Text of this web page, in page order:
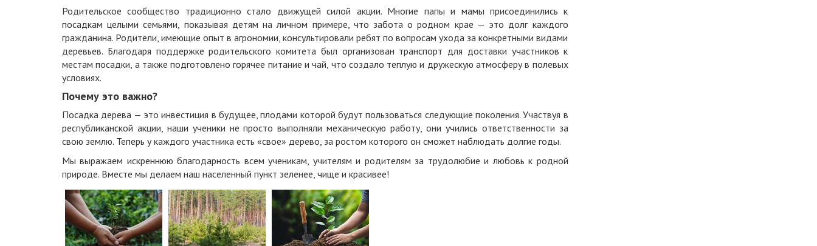
Родительское сообщество традиционно стало движущей силой акции. Многие папы и мамы присоединились к
посадкам целыми семьями, показывая детям на личном примере, что забота о родном крае — это долг каждого
гражданина. Родители, имеющие опыт в агрономии, консультировали ребят по вопросам ухода за конкретными видами
деревьев. Благодаря поддержке родительского комитета был организован транспорт для доставки участников к
местам посадки, а также подготовлено горячее питание и чай, что создало теплую и дружескую атмосферу в полевых
условиях.
Почему это важно?
Посадка дерева — это инвестиция в будущее, плодами которой будут пользоваться следующие поколения. Участвуя в
республиканской акции, наши ученики не просто выполняли механическую работу, они учились ответственности за
свою землю. Теперь у каждого участника есть «свое» дерево, за ростом которого он сможет наблюдать долгие годы.
Мы выражаем искреннюю благодарность всем ученикам, учителям и родителям за трудолюбие и любовь к родной
природе. Вместе мы делаем наш населенный пункт зеленее, чище и красивее!